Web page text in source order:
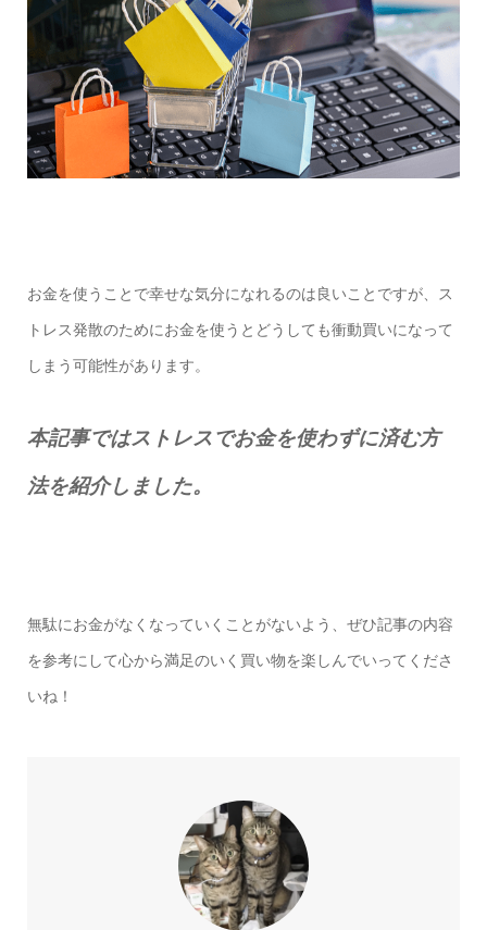
お金を使うことで幸せな気分になれるのは良いことですが、ス
トレス発散のためにお金を使うとどうしても衝動買いになって
しまう可能性があります。
本記事ではストレスでお金を使わずに済む方
法を紹介しました。
無駄にお金がなくなっていくことがないよう、ぜひ記事の内容
を参考にして心から満足のいく買い物を楽しんでいってくださ
いね！